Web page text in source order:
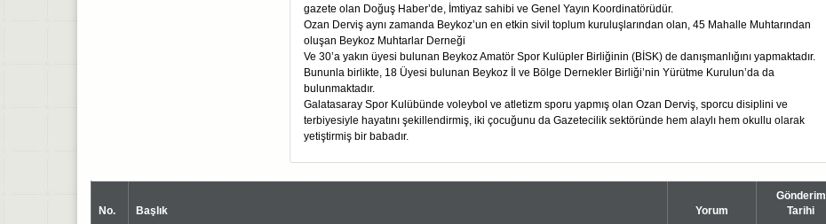
gazete olan Doğuş Haber’de, İmtiyaz sahibi ve Genel Yayın Koordinatörüdür.
Ozan Derviş aynı zamanda Beykoz’un en etkin sivil toplum kuruluşlarından olan, 45 Mahalle Muhtarından
oluşan Beykoz Muhtarlar Derneği
Ve 30’a yakın üyesi bulunan Beykoz Amatör Spor Kulüpler Birliğinin (BİSK) de danışmanlığını yapmaktadır.
Bununla birlikte, 18 Üyesi bulunan Beykoz İl ve Bölge Dernekler Birliği’nin Yürütme Kurulun’da da
bulunmaktadır.
Galatasaray Spor Kulübünde voleybol ve atletizm sporu yapmış olan Ozan Derviş, sporcu disiplini ve
terbiyesiyle hayatını şekillendirmiş, iki çocuğunu da Gazetecilik sektöründe hem alaylı hem okullu olarak
yetiştirmiş bir babadır.
No. Başlık Yorum
Gönderim
Tarihi